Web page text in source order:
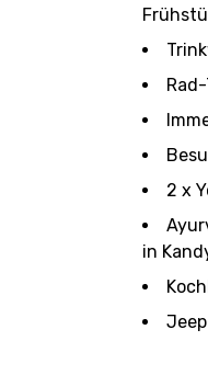
2 x
in